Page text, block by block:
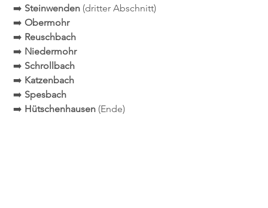
➡️ Steinwenden (dritter Abschnitt)
➡️ Obermohr
➡️ Reuschbach
➡️ Niedermohr
➡️ Schrollbach
➡️ Katzenbach
➡️ Spesbach
➡️ Hütschenhausen (Ende)